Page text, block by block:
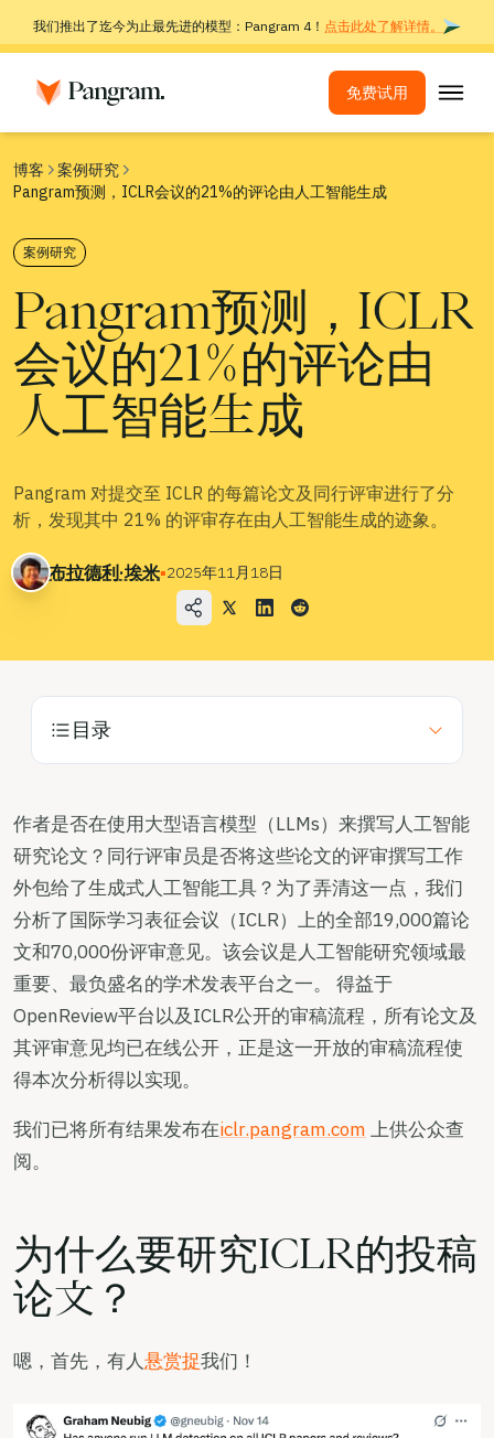
我们推出了迄今为止最先进的模型：Pangram 4！ 点击此处了解详情。
免费试用
AI检测器
图像探测器
API
集成
抄袭检测工具
多语言AI检测
用例
博客
博客
案例研究
Pangram预测，ICLR会议的21%的评论由人工智能生成
案例研究
Pangram预测，ICLR
会议的21%的评论由
人工智能生成
Pangram 对提交至 ICLR 的每篇论文及同行评审进行了分
析，发现其中 21% 的评审存在由人工智能生成的迹象。
布拉德利·埃米▪2025年11月18日
目录
作者是否在使用大型语言模型（LLMs）来撰写人工智能
研究论文？同行评审员是否将这些论文的评审撰写工作
外包给了生成式人工智能工具？为了弄清这一点，我们
分析了国际学习表征会议（ICLR）上的全部19,000篇论
文和70,000份评审意见。该会议是人工智能研究领域最
重要、最负盛名的学术发表平台之一。 得益于
OpenReview平台以及ICLR公开的审稿流程，所有论文及
其评审意见均已在线公开，正是这一开放的审稿流程使
得本次分析得以实现。
我们已将所有结果发布在iclr.pangram.com 上供公众查
阅。
为什么要研究ICLR的投稿
论文？
嗯，首先，有人悬赏捉我们！